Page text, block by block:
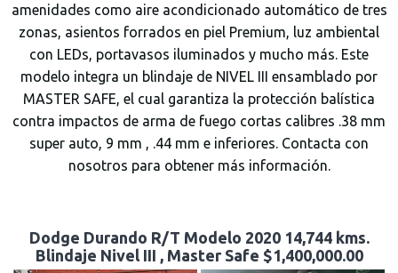
amenidades como aire acondicionado automático de tres
zonas, asientos forrados en piel Premium, luz ambiental
con LEDs, portavasos iluminados y mucho más. Este
modelo integra un blindaje de NIVEL III ensamblado por
MASTER SAFE, el cual garantiza la protección balística
contra impactos de arma de fuego cortas calibres .38 mm
super auto, 9 mm , .44 mm e inferiores. Contacta con
nosotros para obtener más información.
Dodge Durando R/T Modelo 2020 14,744 kms.
Blindaje Nivel III , Master Safe $1,400,000.00